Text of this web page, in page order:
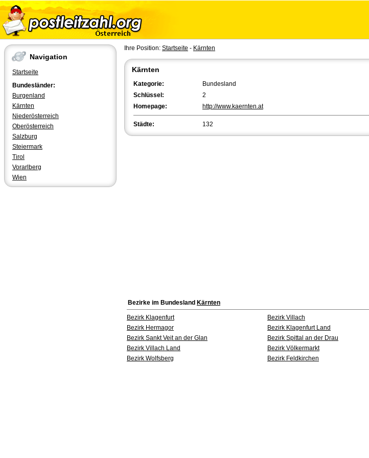
Navigation
Startseite
Bundesländer:
Burgenland
Kärnten
Niederösterreich
Oberösterreich
Salzburg
Steiermark
Tirol
Vorarlberg
Wien
Ihre Position: Startseite - Kärnten
Kärnten
Kategorie:
Bundesland
Schlüssel:
2
Homepage:
http://www.kaernten.at
Städte: 132
Bezirke im Bundesland Kärnten
Bezirk Klagenfurt
Bezirk Villach
Bezirk Hermagor
Bezirk Klagenfurt Land
Bezirk Sankt Veit an der Glan
Bezirk Spittal an der Drau
Bezirk Villach Land
Bezirk Völkermarkt
Bezirk Wolfsberg
Bezirk Feldkirchen